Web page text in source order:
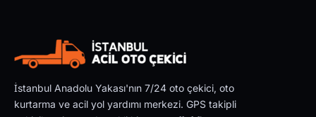
İstanbul Anadolu Yakası'nın 7/24 oto çekici, oto
kurtarma ve acil yol yardımı merkezi. GPS takipli